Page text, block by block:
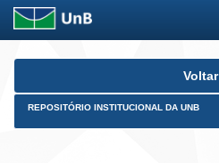
Skip
Voltar
REPOSITÓRIO INSTITUCIONAL DA UNB